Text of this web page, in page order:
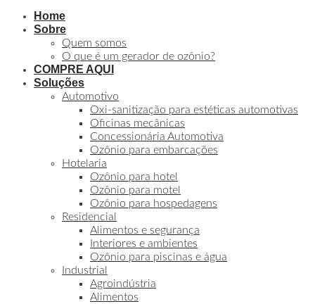
Home
Sobre
Quem somos
O que é um gerador de ozônio?
COMPRE AQUI
Soluções
Automotivo
Oxi-sanitização para estéticas automotivas
Oficinas mecânicas
Concessionária Automotiva
Ozônio para embarcações
Hotelaria
Ozônio para hotel
Ozônio para motel
Ozônio para hospedagens
Residencial
Alimentos e segurança
Interiores e ambientes
Ozônio para piscinas e água
Industrial
Agroindústria
Alimentos